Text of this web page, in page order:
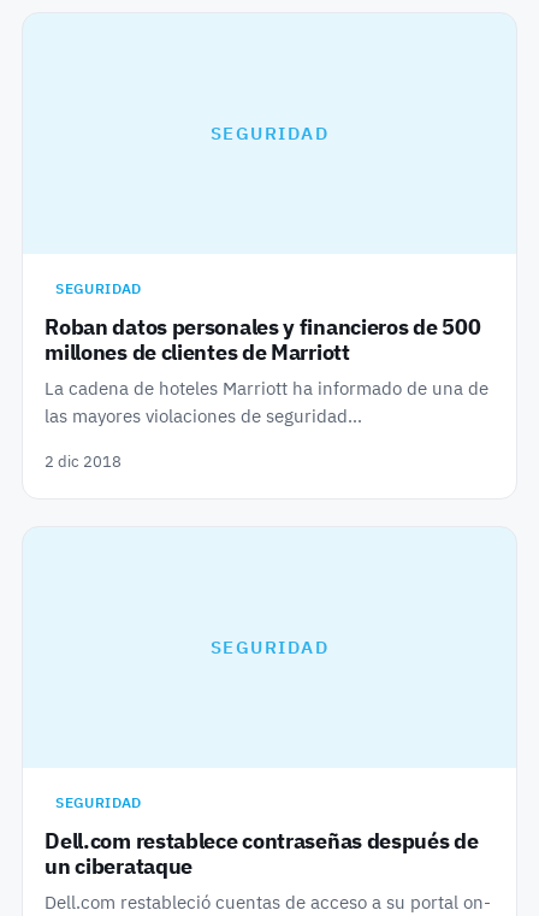
SEGURIDAD
SEGURIDAD
Roban datos personales y financieros de 500
millones de clientes de Marriott
La cadena de hoteles Marriott ha informado de una de
las mayores violaciones de seguridad…
2 dic 2018
SEGURIDAD
SEGURIDAD
Dell.com restablece contraseñas después de
un ciberataque
Dell.com restableció cuentas de acceso a su portal on-